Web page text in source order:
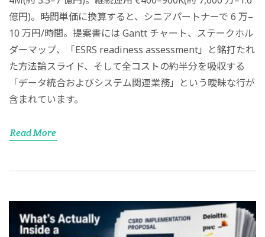
億円)。時間単価に換算すると、シニアパートナーで 6 万–
10 万円/時間。提案書には Gantt チャート、ステークホル
ダーマップ、「ESRS readiness assessment」と銘打たれ
た方法論スライド、そして全コストの約半分を吸収する
「データ統合およびシステム関連業務」という曖昧な行が
含まれています。
Read More